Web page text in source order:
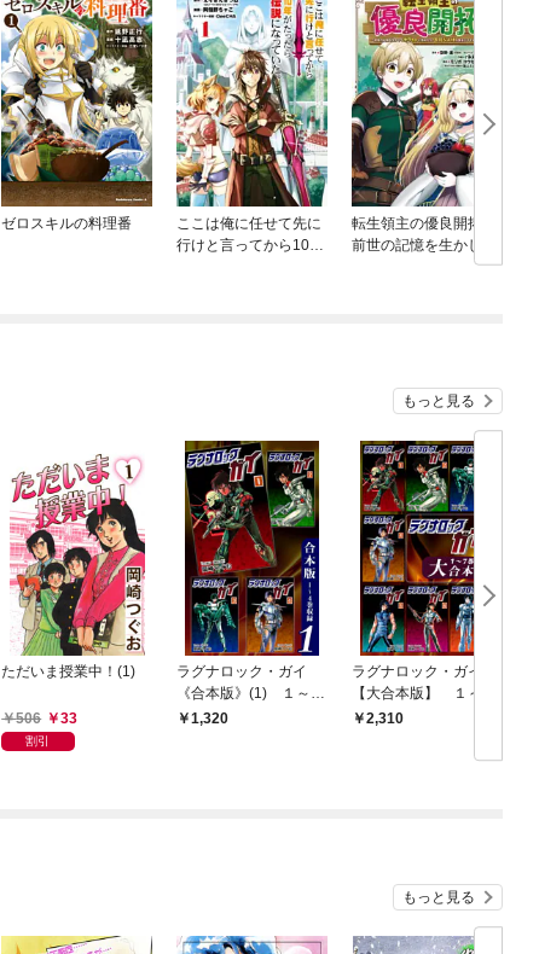
ゼロスキルの料理番
ここは俺に任せて先に
行けと言ってから10年
転生領主の優良開拓～
前世の記憶を生かして
ホワイトに努めたら、
もっと見る
ただいま授業中！(1)
506 33
割引
ラグナロック・ガイ
《合本版》(1) １～４
巻収録
1,320
ラグナロック・ガイ
【大合本版】 １～７
巻収録
2,310
もっと見る